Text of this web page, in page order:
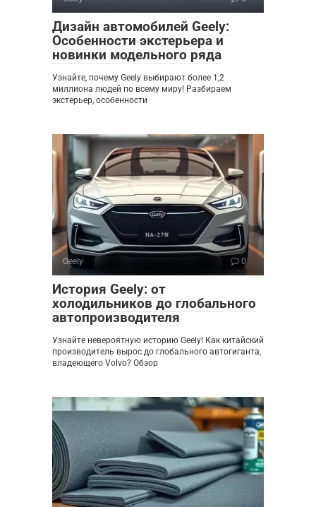
Дизайн автомобилей Geely:
Особенности экстерьера и
новинки модельного ряда
Узнайте, почему Geely выбирают более 1,2
миллиона людей по всему миру! Разбираем
экстерьер, особенности
Geely 0
История Geely: от
холодильников до глобального
автопроизводителя
Узнайте невероятную историю Geely! Как китайский
производитель вырос до глобального автогиганта,
владеющего Volvo? Обзор